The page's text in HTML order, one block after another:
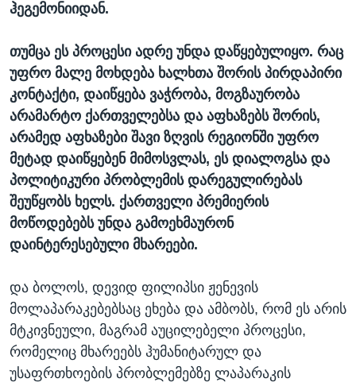
ჰეგემონიიდან.
თუმცა ეს პროცესი ადრე უნდა დაწყებულიყო. რაც
უფრო მალე მოხდება ხალხთა შორის პირდაპირი
კონტაქტი, დაიწყება ვაჭრობა, მოგზაურობა
არამარტო ქართველებსა და აფხაზებს შორის,
არამედ აფხაზები შავი ზღვის რეგიონში უფრო
მეტად დაიწყებენ მიმოსვლას, ეს დიალოგსა და
პოლიტიკური პრობლემის დარეგულირებას
შეუწყობს ხელს. ქართველი პრემიერის
მოწოდებებს უნდა გამოეხმაურონ
დაინტერესებული მხარეები.
და ბოლოს, დევიდ ფილიპსი ჟენევის
მოლაპარაკებებსაც ეხება და ამბობს, რომ ეს არის
მტკივნეული, მაგრამ აუცილებელი პროცესი,
რომელიც მხარეებს ჰუმანიტარულ და
უსაფრთხოების პრობლემებზე ლაპარაკის